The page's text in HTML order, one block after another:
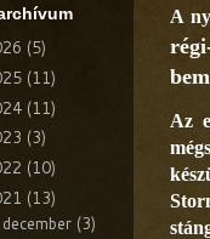
A
Az
(5)
(11)
(11)
(3)
(10)
(13)
december (3)